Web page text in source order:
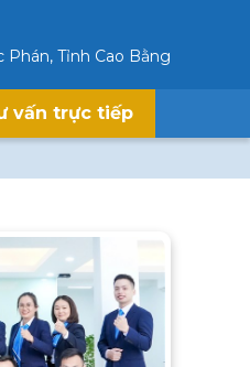
Tỉnh Cao Bằng
vấn trực tiếp